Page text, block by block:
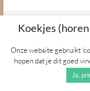
rechten voorbehouden.
Aangedreven door:
Koekjes
Onze website gebruikt
hopen dat je dit goed
Ja,